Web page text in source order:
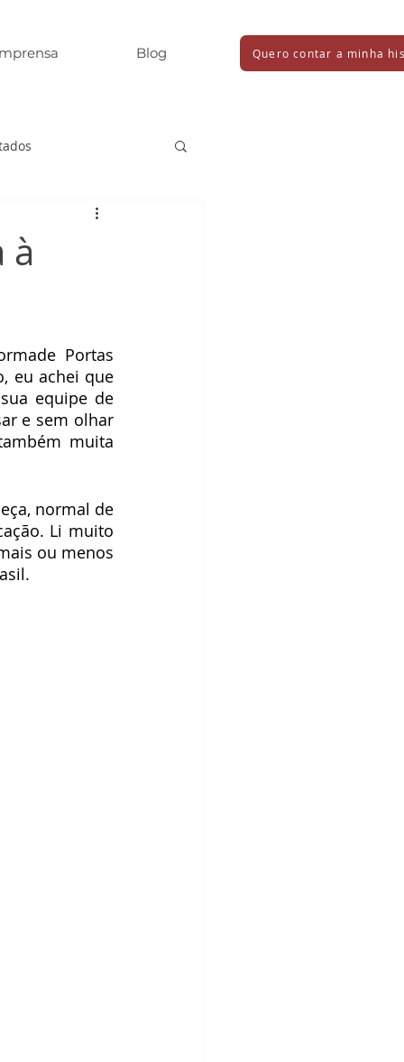
Blog Quero contar a minha
à
Portas
eu achei que
equipe de
e sem olhar
muita
normal de
Li muito
ou menos